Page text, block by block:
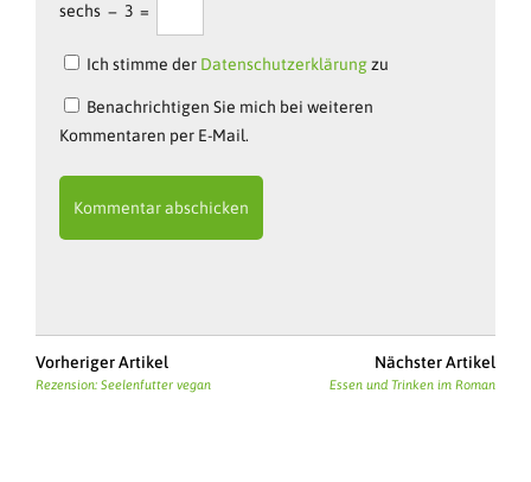
sechs − 3 =
Ich stimme der Datenschutzerklärungzu
Benachrichtigen Sie mich bei weiteren
Kommentaren per E-Mail.
Vorheriger Artikel
Rezension: Seelenfutter vegan
Nächster Artikel
Essen und Trinken im Roman